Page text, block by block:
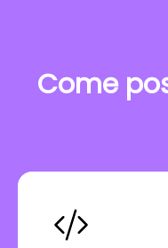
Come